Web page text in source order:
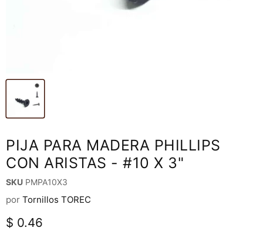
PIJA PARA MADERA PHILLIPS
CON ARISTAS - #10 X 3"
SKU PMPA10X3
por Tornillos TOREC
Precio actual
$ 0.46